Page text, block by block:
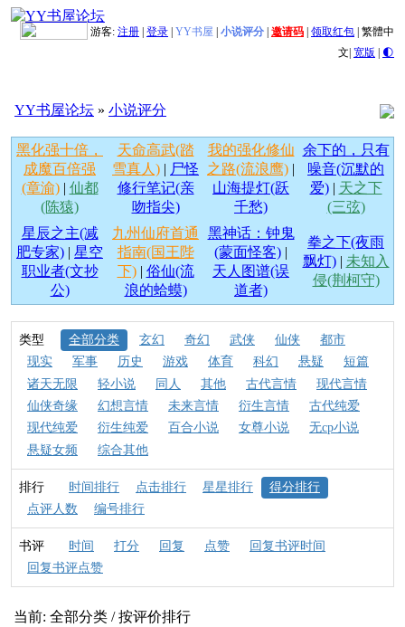
游客: 注册 登录 YY书屋 小说评分 邀请码 领取红包 繁體中
文| 宽版 | 🌓
YY书屋论坛 » 小说评分
黑化强十倍，
成魔百倍强
(章渝)| 仙都
(陈猿)
天命高武(踏
雪真人) | 尸怪
修行笔记(亲
吻指尖)
我的强化修仙
之路(流浪鹰) |
山海提灯(跃
千愁)
余下的，只有
噪音(沉默的
爱)| 天之下
(三弦)
星辰之主(减
肥专家) | 星空
职业者(文抄
公)
九州仙府首通
指南(国王陛
下)| 俗仙(流
浪的蛤蟆)
黑神话：钟鬼
(蒙面怪客) |
天人图谱(误
道者)
拳之下(夜雨
飘灯)| 未知入
侵(荆柯守)
类型 全部分类 玄幻 奇幻 武侠 仙侠
都市
现实
军事 历史 游戏 体育 科幻 悬疑
短篇
诸天无限
轻小说 同人 其他 古代言情
现代言情
仙侠奇缘
幻想言情 未来言情 衍生言情
古代纯爱
现代纯爱
衍生纯爱 百合小说 女尊小说
无cp小说
悬疑女频
综合其他
排行 时间排行 点击排行 星星排行
得分排行
点评人数
编号排行
书评 时间 打分 回复 点赞
回复书评时间
回复书评点赞
当前: 全部分类 / 按评价排行